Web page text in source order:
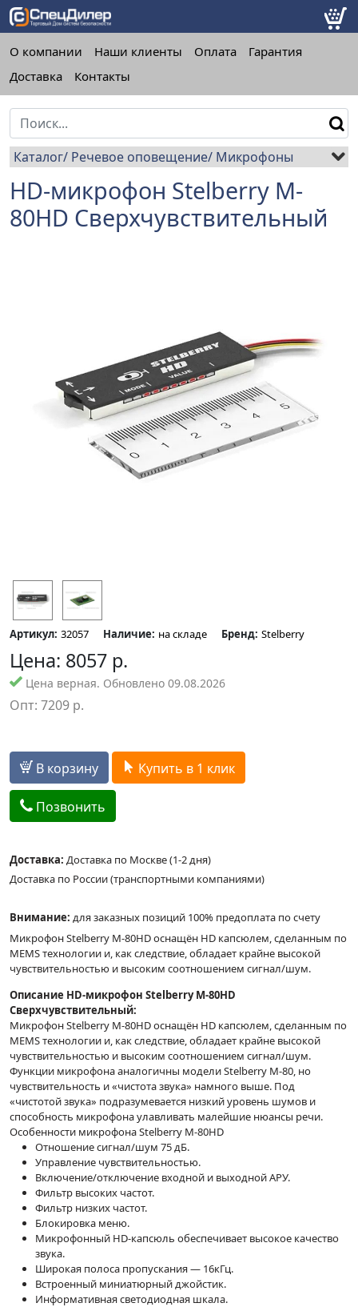
О компании Наши клиенты Оплата
Гарантия
Доставка
Контакты
Каталог Речевое оповещение Микрофоны
HD-микрофон Stelberry M-
80HD Сверхчувствительный
Артикул: 32057 Наличие: на складе Бренд: Stelberry
Цена: 8057 р.
Цена верная. Обновлено 09.08.2026
Опт: 7209 р.
В корзину Купить в 1 клик
Позвонить
Доставка: Доставка по Москве (1-2 дня)
Доставка по России (транспортными компаниями)
Внимание: для заказных позиций 100% предоплата по счету
Микрофон Stelberry M-80HD оснащён HD капсюлем, сделанным по
MEMS технологии и, как следствие, обладает крайне высокой
чувствительностью и высоким соотношением сигнал/шум.
Описание HD-микрофон Stelberry M-80HD
Сверхчувствительный:
Микрофон Stelberry M-80HD оснащён HD капсюлем, сделанным по
MEMS технологии и, как следствие, обладает крайне высокой
чувствительностью и высоким соотношением сигнал/шум.
Функции микрофона аналогичны модели Stelberry M-80, но
чувствительность и «чистота звука» намного выше. Под
«чистотой звука» подразумевается низкий уровень шумов и
способность микрофона улавливать малейшие нюансы речи.
Особенности микрофона Stelberry M-80HD
Отношение сигнал/шум 75 дБ.
Управление чувствительностью.
Включение/отключение входной и выходной АРУ.
Фильтр высоких частот.
Фильтр низких частот.
Блокировка меню.
Микрофонный HD-капсюль обеспечивает высокое качество
звука.
Широкая полоса пропускания — 16кГц.
Встроенный миниатюрный джойстик.
Информативная светодиодная шкала.